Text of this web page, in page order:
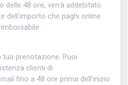
delle 48 ore, verrà addebitato
dell'importo che paghi online
tua prenotazione. Puoi
clienti di
fino a 48 ore prima dell'inizio